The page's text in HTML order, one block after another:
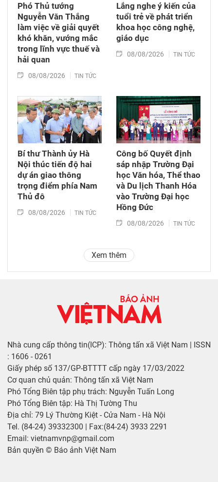
Phó Thủ tướng
Nguyễn Văn Thắng
làm việc về giải quyết
khó khăn, vướng mắc
trong lĩnh vực thuế và
hải quan
08/08/2026 TIN TỨC
Lắng nghe ý kiến của
tuổi trẻ về phát triển
khoa học công nghệ,
giáo dục
08/08/2026 TIN TỨC
Bí thư Thành ủy Hà
Nội thúc tiến độ hai
dự án giao thông
trọng điểm phía Nam
Thủ đô
08/08/2026 TIN TỨC
Công bố Quyết định
sáp nhập Trường Đại
học Văn hóa, Thể thao
và Du lịch Thanh Hóa
vào Trường Đại học
Hồng Đức
08/08/2026 TIN TỨC
Xem thêm
Nhà cung cấp thông tin(ICP): Thông tấn xã Việt Nam | ISSN
: 1606 - 0261
Giấy phép số 137/GP-BTTTT cấp ngày 17/03/2022
Cơ quan chủ quản: Thông tấn xã Việt Nam
Phó Tổng Biên tập phụ trách: Nguyễn Tuấn Long
Phó Tổng Biên tập: Hà Thị Tường Thu
Địa chỉ: 79 Lý Thường Kiệt - Cửa Nam - Hà Nội
Tel. (84-24) 39332300 | Fax:(84-24) 3933 2291
Email: vietnamvnp@gmail.com
Bản quyền © Báo ảnh Việt Nam